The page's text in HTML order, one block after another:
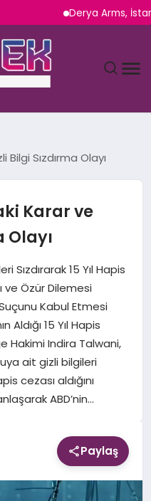
Derya Arms,
Sızdırma Olayı
Karar ve
Olayı
Sızdırarak 15 Yıl Hapis
ve Özür Dilemesi
Suçunu Kabul Etmesi
Aldığı 15 Yıl Hapis
Hakimi Indira Talwani,
ait gizli bilgileri
cezası aldığını
ABD’nin…
Paylaş